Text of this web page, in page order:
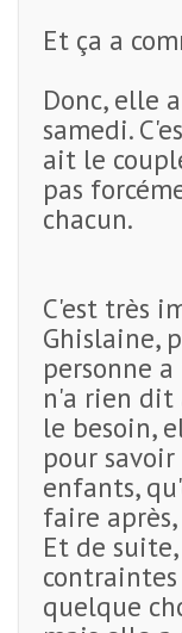
Et ça a
Donc, elle
samedi.
ait le
pas
chacun.
C'est très
Ghislaine,
personne
n'a rien dit
le besoin,
pour
enfants,
faire
Et de
quelque